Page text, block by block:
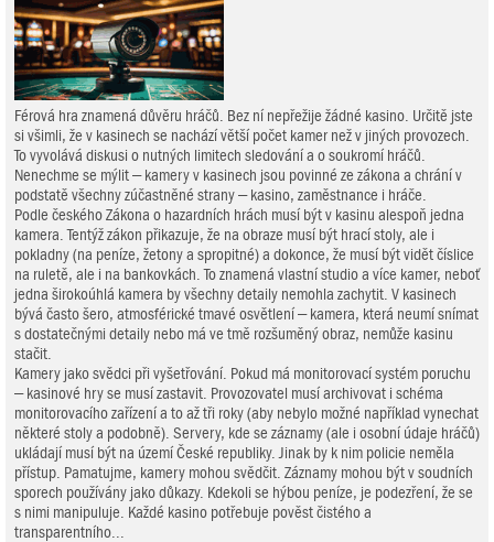
Férová hra znamená důvěru hráčů. Bez ní nepřežije žádné kasino. Určitě jste
si všimli, že v kasinech se nachází větší počet kamer než v jiných provozech.
To vyvolává diskusi o nutných limitech sledování a o soukromí hráčů.
Nenechme se mýlit – kamery v kasinech jsou povinné ze zákona a chrání v
podstatě všechny zúčastněné strany – kasino, zaměstnance i hráče.
Podle českého Zákona o hazardních hrách musí být v kasinu alespoň jedna
kamera. Tentýž zákon přikazuje, že na obraze musí být hrací stoly, ale i
pokladny (na peníze, žetony a spropitné) a dokonce, že musí být vidět číslice
na ruletě, ale i na bankovkách. To znamená vlastní studio a více kamer, neboť
jedna širokoúhlá kamera by všechny detaily nemohla zachytit. V kasinech
bývá často šero, atmosférické tmavé osvětlení – kamera, která neumí snímat
s dostatečnými detaily nebo má ve tmě rozšuměný obraz, nemůže kasinu
stačit.
Kamery jako svědci při vyšetřování. Pokud má monitorovací systém poruchu
– kasinové hry se musí zastavit. Provozovatel musí archivovat i schéma
monitorovacího zařízení a to až tři roky (aby nebylo možné například vynechat
některé stoly a podobně). Servery, kde se záznamy (ale i osobní údaje hráčů)
ukládají musí být na území České republiky. Jinak by k nim policie neměla
přístup. Pamatujme, kamery mohou svědčit. Záznamy mohou být v soudních
sporech používány jako důkazy. Kdekoli se hýbou peníze, je podezření, že se
s nimi manipuluje. Každé kasino potřebuje pověst čistého a
transparentního...